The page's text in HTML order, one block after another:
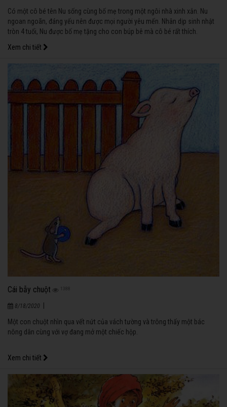
Có một cô bé tên Nu sống cùng bố mẹ trong một ngôi nhà xinh xắn. Nu
ngoan ngoãn, đáng yếu nên được mọi người yêu mến. Nhân dịp sinh nhật
tròn 4 tuổi, Nu được bố mẹ tặng cho con búp bê mà cô bé rất thích.
Xem chi tiết
Cái bẫy chuột 1388
8/18/2020
Một con chuột nhìn qua vết nứt của vách tường và trông thấy một bác
nông dân cùng với vợ đang mở một chiếc hộp.
Xem chi tiết